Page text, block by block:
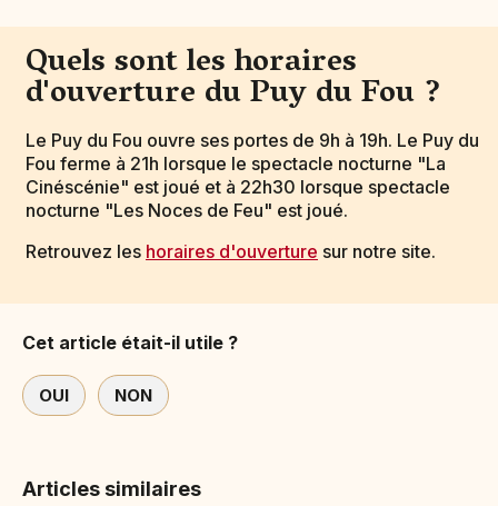
Quels sont les horaires
d'ouverture du Puy du Fou ?
Le Puy du Fou ouvre ses portes de 9h à 19h. Le Puy du
Fou ferme à 21h lorsque le spectacle nocturne "La
Cinéscénie" est joué et à 22h30 lorsque spectacle
nocturne "Les Noces de Feu" est joué.
Retrouvez les horaires d'ouverture sur notre site.
Cet article était-il utile ?
OUI NON
Articles similaires